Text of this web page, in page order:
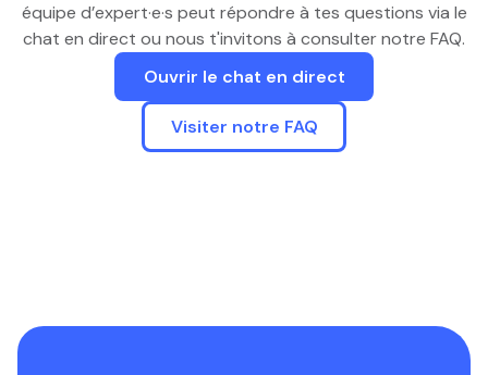
équipe d’expert·e·s peut répondre à tes questions via le
chat en direct ou nous t'invitons à consulter notre FAQ.
Ouvrir le chat en direct
Visiter notre FAQ